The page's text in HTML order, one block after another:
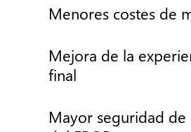
Menores costes de
Mejora de la
final
Mayor seguridad